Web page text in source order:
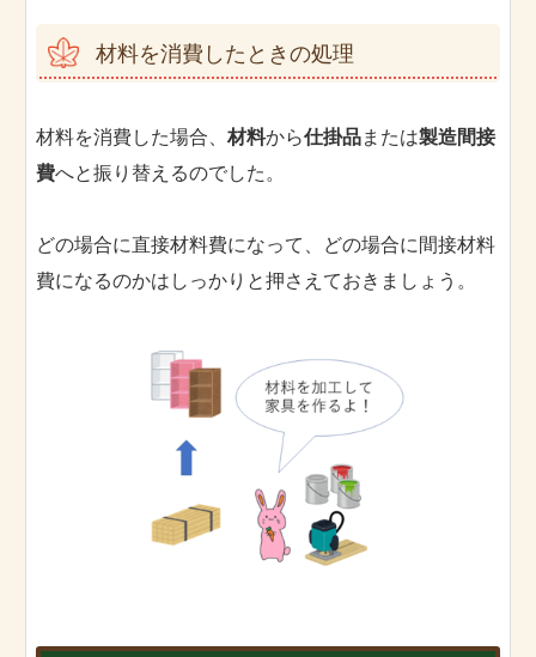
材料を消費したときの処理
材料を消費した場合、 材料から仕掛品または製造間接
費へと振り替えるのでした。
どの場合に直接材料費になって、どの場合に間接材料
費になるのかはしっかりと押さえておきましょう。